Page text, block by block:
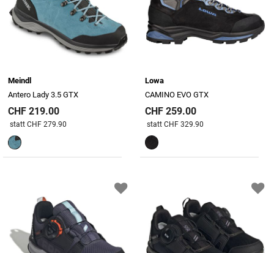
Meindl
Antero Lady 3.5 GTX
CHF 219.00
Preis reduziert von
statt CHF 279.90
Lowa
CAMINO EVO GTX
CHF 259.00
Preis reduziert von
statt CHF 329.90